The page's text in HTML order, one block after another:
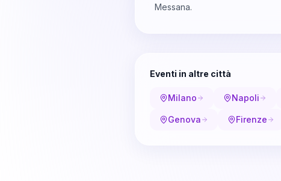
Messana.
Eventi in altre città
Milano Napoli
Genova Firenze